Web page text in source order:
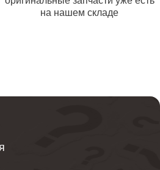
на нашем складе